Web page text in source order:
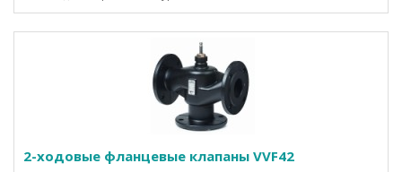
2-ходовые фланцевые клапаны VVF42